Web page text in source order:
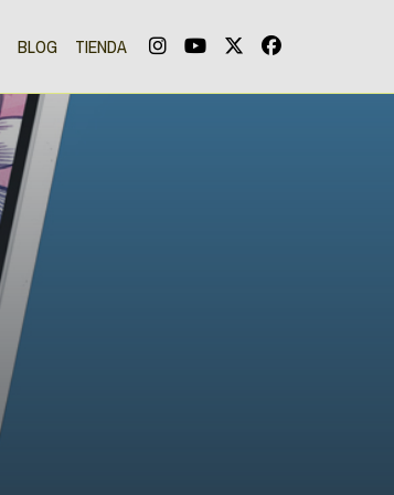
BLOG TIENDA